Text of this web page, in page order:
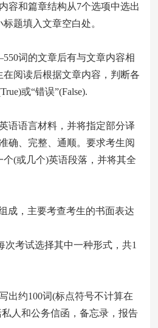
容和篇章结构从7个选项中选出
题填入文章空白处。
词的文章后有与文章内容相
在阅读后根据文章内容，判断各
或“错误”(False).
语言材料，并将指定部分译
确、完整、通顺。要求考生阅
个(或几个)英语段落，并将其全
，主要考查考生的书面表达
考试选择其中一种形式，共1
约100词(标点符号不计算在
人和公务信函，备忘录，报告